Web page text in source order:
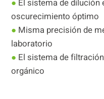
● El sistema de dilución
oscurecimiento óptimo
● Misma precisión de
laboratorio
● El sistema de
orgánico